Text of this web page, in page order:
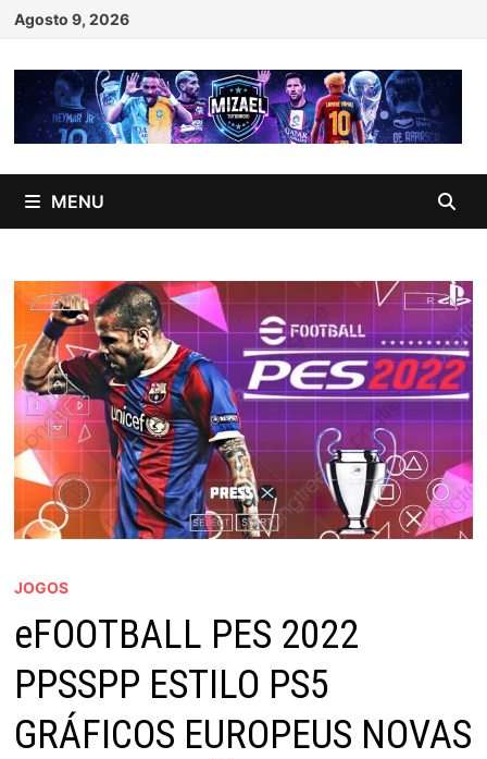
Skip
content
Agosto 9, 2026
MENU
JOGOS
eFOOTBALL PES 2022
PPSSPP ESTILO PS5
GRÁFICOS EUROPEUS NOVAS